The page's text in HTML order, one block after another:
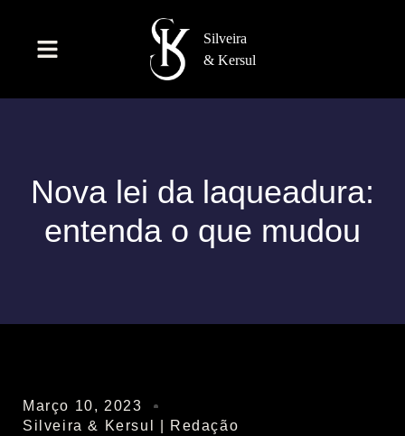
Nova lei da laqueadura:
entenda o que mudou
Março 10, 2023
Silveira & Kersul | Redação